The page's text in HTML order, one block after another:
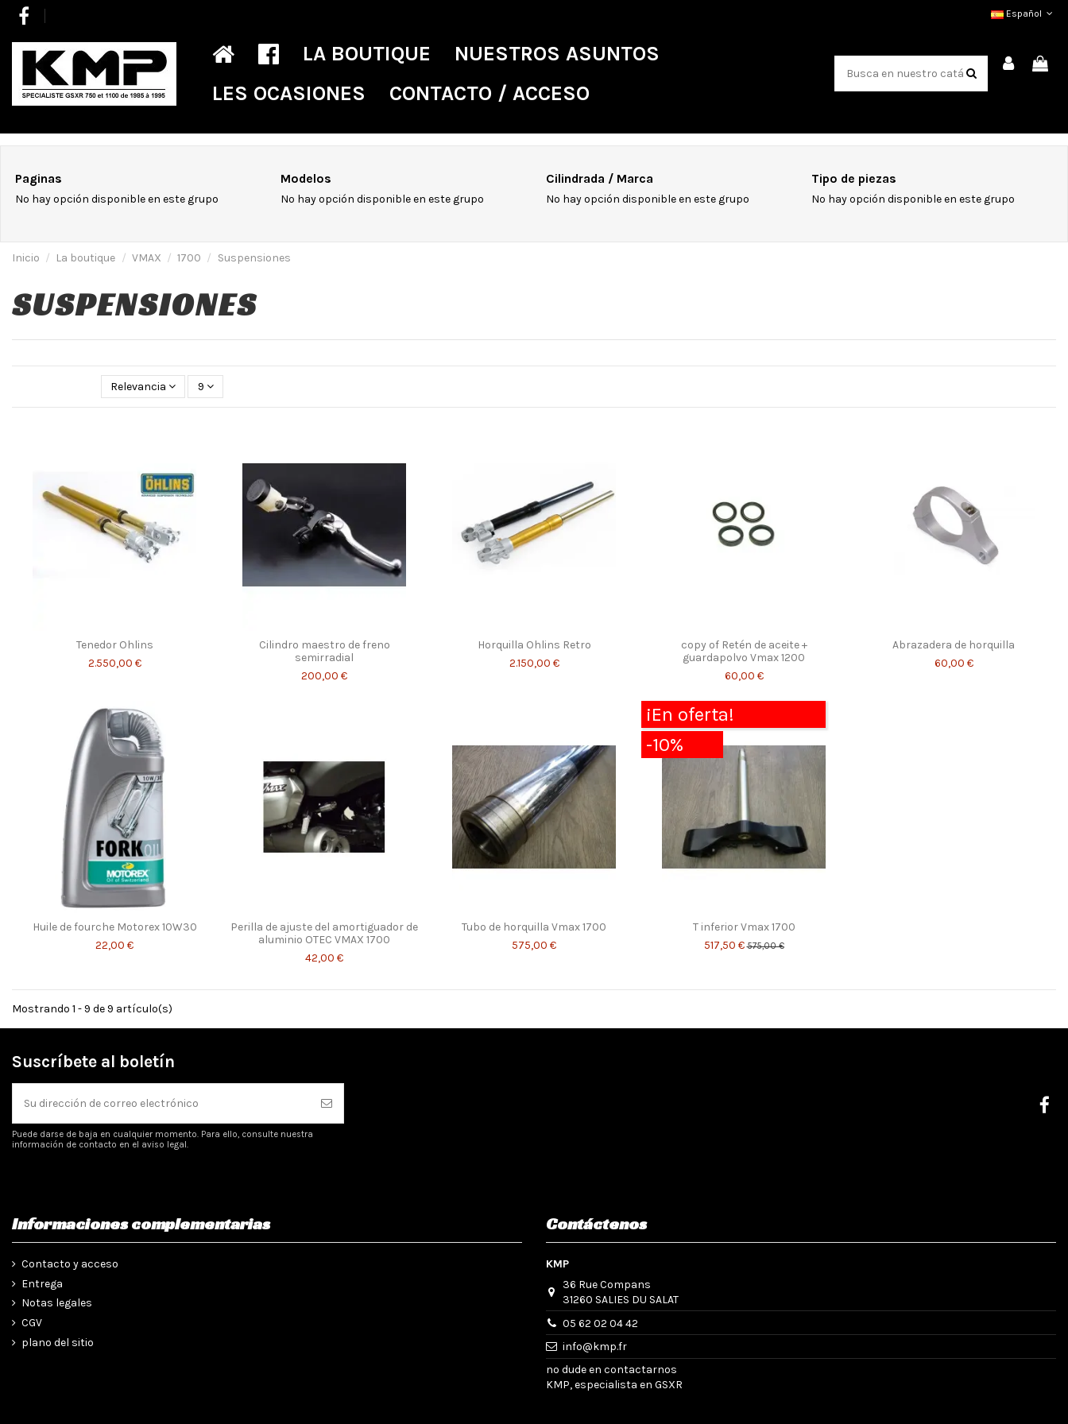
Español
LA BOUTIQUE
NUESTROS ASUNTOS
LES OCASIONES
CONTACTO / ACCESO
Paginas
No hay opción disponible en este grupo
Modelos
No hay opción disponible en este grupo
Cilindrada / Marca
No hay opción disponible en este grupo
Tipo de piezas
No hay opción disponible en este grupo
Inicio La boutique VMAX 1700 Suspensiones
SUSPENSIONES
Relevancia 9
Tenedor Ohlins
2.550,00 €
Cilindro maestro de freno
semirradial
200,00 €
Horquilla Ohlins Retro
2.150,00 €
copy of Retén de aceite +
guardapolvo Vmax 1200
60,00 €
Abrazadera de horquilla
60,00 €
Huile de fourche Motorex 10W30
22,00 €
Perilla de ajuste del amortiguador de
aluminio OTEC VMAX 1700
42,00 €
Tubo de horquilla Vmax 1700
575,00 €
¡En oferta!
-10%
T inferior Vmax 1700
517,50 €575,00 €
Mostrando 1 - 9 de 9 artículo(s)
Suscríbete al boletín
Puede darse de baja en cualquier momento. Para ello, consulte nuestra
información de contacto en el aviso legal.
Informaciones complementarias
Contacto y acceso
Entrega
Notas legales
CGV
plano del sitio
Contáctenos
KMP
36 Rue Compans
31260 SALIES DU SALAT
05 62 02 04 42
info@kmp.fr
no dude en contactarnos
KMP, especialista en GSXR